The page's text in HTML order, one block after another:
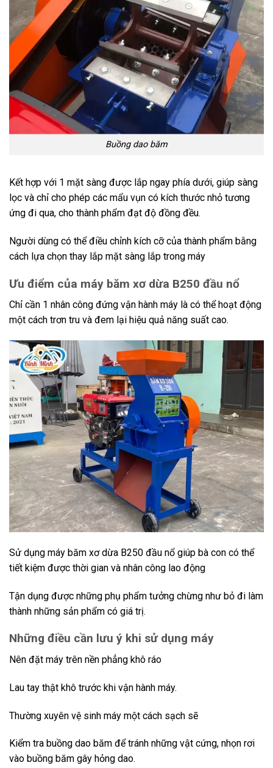
Buồng dao băm
Kết hợp với 1 mặt sàng được lắp ngay phía dưới, giúp sàng
lọc và chỉ cho phép các mẩu vụn có kích thước nhỏ tương
ứng đi qua, cho thành phẩm đạt độ đồng đều.
Người dùng có thể điều chỉnh kích cỡ của thành phẩm bằng
cách lựa chọn thay lắp mặt sàng lắp trong máy
Ưu điểm của máy băm xơ dừa B250 đầu nổ
Chỉ cần 1 nhân công đứng vận hành máy là có thể hoạt động
một cách trơn tru và đem lại hiệu quả năng suất cao.
Sử dụng máy băm xơ dừa B250 đầu nổ giúp bà con có thể
tiết kiệm được thời gian và nhân công lao động
Tận dụng được những phụ phẩm tưởng chừng như bỏ đi làm
thành những sản phẩm có giá trị.
Những điều cần lưu ý khi sử dụng máy
Nên đặt máy trên nền phẳng khô ráo
Lau tay thật khô trước khi vận hành máy.
Thường xuyên vệ sinh máy một cách sạch sẽ
Kiểm tra buồng dao băm để tránh những vật cứng, nhọn rơi
vào buồng băm gây hỏng dao.